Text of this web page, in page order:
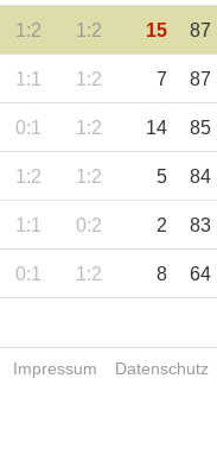
1:2 1:2 15 87
1:1 1:2 7 87
0:1 1:2 14 85
1:2 1:2 5 84
1:1 0:2 2 83
0:1 1:2 8 64
Impressum Datenschutz